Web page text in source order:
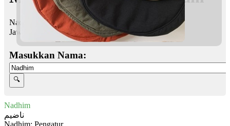
Nadhim bermaksud Pengatur
Jawi:
Masukkan Nama:
Nadhim
ناضيم
Nadhim: Pengatur